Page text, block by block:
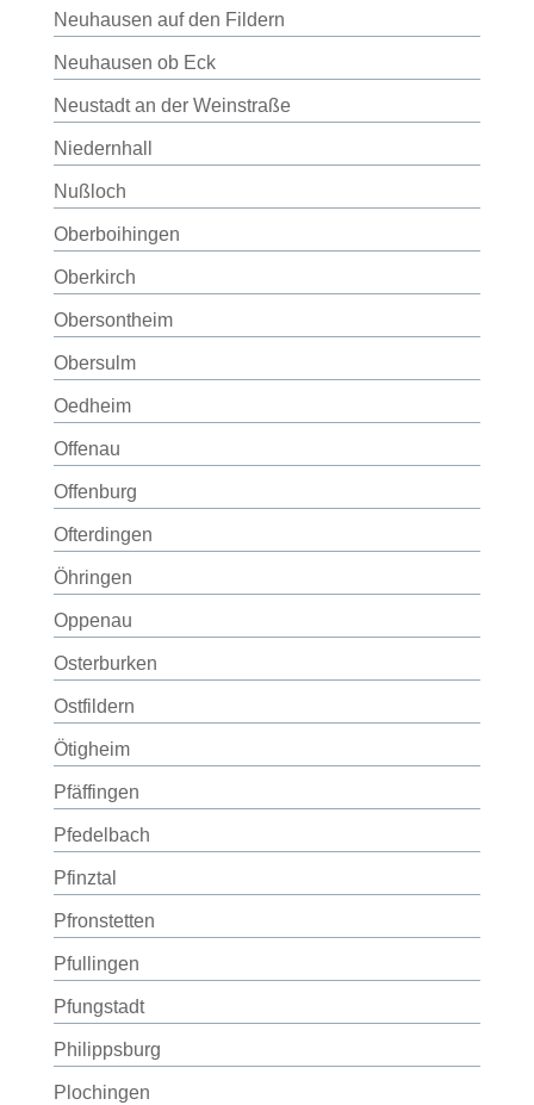
Neuhausen auf den Fildern
Neuhausen ob Eck
Neustadt an der Weinstraße
Niedernhall
Nußloch
Oberboihingen
Oberkirch
Obersontheim
Obersulm
Oedheim
Offenau
Offenburg
Ofterdingen
Öhringen
Oppenau
Osterburken
Ostfildern
Ötigheim
Pfäffingen
Pfedelbach
Pfinztal
Pfronstetten
Pfullingen
Pfungstadt
Philippsburg
Plochingen